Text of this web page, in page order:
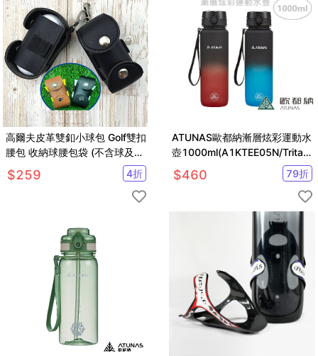
高爾夫皮革雙釦小球包 Golf雙扣
腰包 收納球腰包袋 (不含球及配
件)【GF05007】
$259 4折
ATUNAS歐都納漸層炫彩運動水
壺1000ml(A1KTEE05N/Tritan/
無毒)
$460 79折